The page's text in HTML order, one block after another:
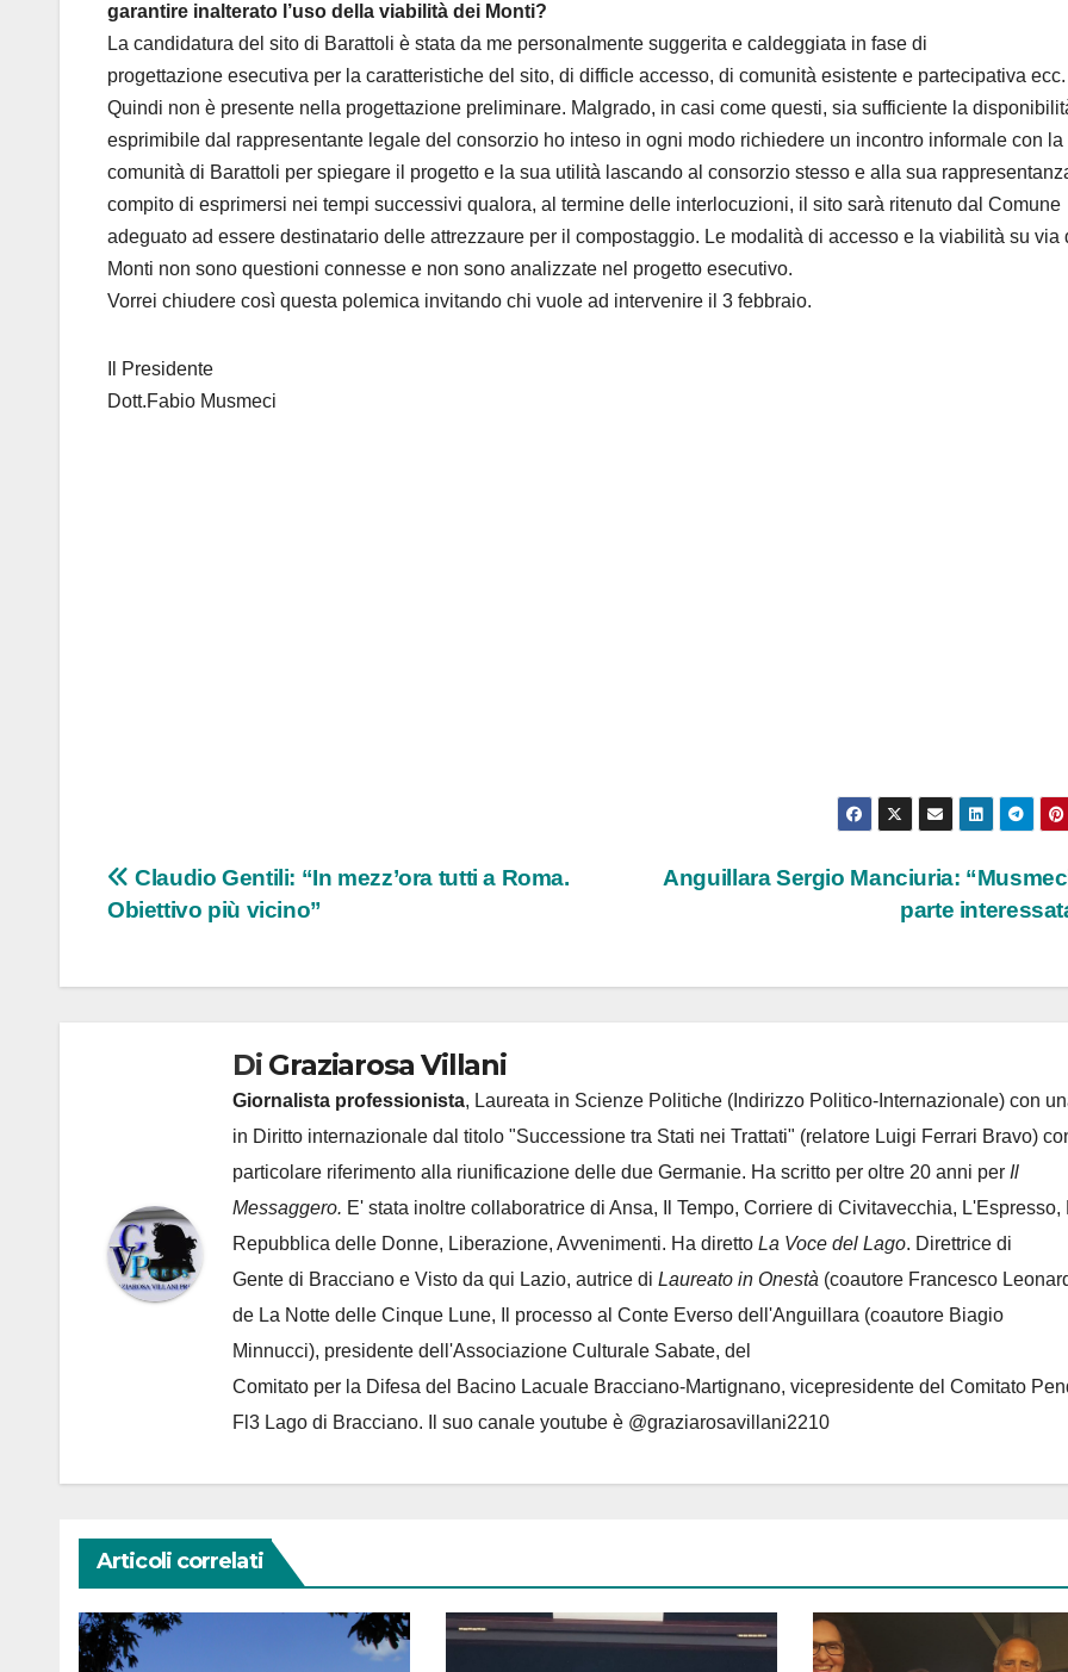
garantire inalterato l’uso della viabilità dei Monti?
La candidatura del sito di Barattoli è stata da me personalmente suggerita e caldeggiata in fase di
progettazione esecutiva per la caratteristiche del sito, di difficle accesso, di comunità esistente e partecipativa ecc.
Quindi non è presente nella progettazione preliminare. Malgrado, in casi come questi, sia sufficiente la
esprimibile dal rappresentante legale del consorzio ho inteso in ogni modo richiedere un incontro informale con la
comunità di Barattoli per spiegare il progetto e la sua utilità lascando al consorzio stesso e alla sua
compito di esprimersi nei tempi successivi qualora, al termine delle interlocuzioni, il sito sarà ritenuto dal Comune
adeguato ad essere destinatario delle attrezzaure per il compostaggio. Le modalità di accesso e la viabilità su via
Monti non sono questioni connesse e non sono analizzate nel progetto esecutivo.
Vorrei chiudere così questa polemica invitando chi vuole ad intervenire il 3 febbraio.
Il Presidente
Dott.Fabio Musmeci
Navigazione
articoli
Anguillara Sergio Manciuria:
parte
Claudio Gentili: “In mezz’ora tutti a Roma.
Obiettivo più vicino”
Di Graziarosa Villani
Giornalista professionista, Laureata in Scienze Politiche (Indirizzo Politico-Internazionale) con
in Diritto internazionale dal titolo "Successione tra Stati nei Trattati" (relatore Luigi Ferrari Bravo)
particolare riferimento alla riunificazione delle due Germanie. Ha scritto per oltre 20 anni per Il
Messaggero. E' stata inoltre collaboratrice di Ansa, Il Tempo, Corriere di Civitavecchia, L'Espresso,
Repubblica delle Donne, Liberazione, Avvenimenti. Ha diretto La Voce del Lago. Direttrice di
Gente di Bracciano e Visto da qui Lazio, autrice di Laureato in Onestà (coautore Francesco
de La Notte delle Cinque Lune, Il processo al Conte Everso dell'Anguillara (coautore Biagio
Minnucci), presidente dell'Associazione Culturale Sabate, del
Comitato per la Difesa del Bacino Lacuale Bracciano-Martignano, vicepresidente del Comitato
Fl3 Lago di Bracciano. Il suo canale youtube è @graziarosavillani2210
Articoli correlati